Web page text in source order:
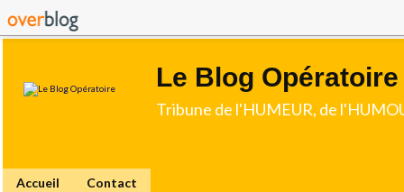
Le Blog Opératoire
Tribune de l'HUMEUR, de
Accueil Contact